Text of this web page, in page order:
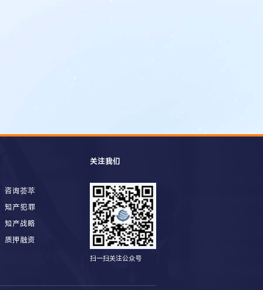
咨询荟萃
知产犯罪
知产战略
质押融资
关注我们
扫一扫关注公众号